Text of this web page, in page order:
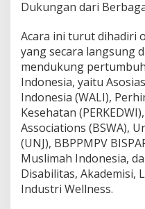
Dukungan dari
Acara ini turut dihadiri
yang secara langsung
mendukung
Indonesia, yaitu
Indonesia (WALI),
Kesehatan
Associations (BSWA),
(UNJ), BBPPMPV
Muslimah Indonesia,
Disabilitas, Akademisi,
Industri Wellness.